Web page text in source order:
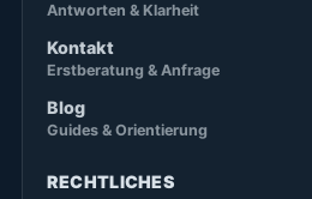
Antworten & Klarheit
Kontakt
Erstberatung & Anfrage
Blog
Guides & Orientierung
RECHTLICHES